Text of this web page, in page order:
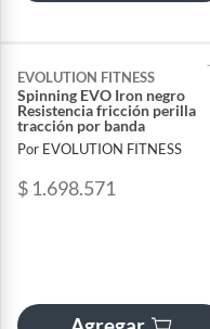
EVOLUTION FITNESS
Spinning EVO Iron negro
Resistencia fricción perilla
tracción por banda
Por EVOLUTION FITNESS
$ 1.698.571